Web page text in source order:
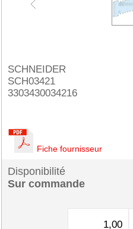
SCHNEIDER
SCH03421
3303430034216
Fiche fournisseur
Disponibilité
Sur commande